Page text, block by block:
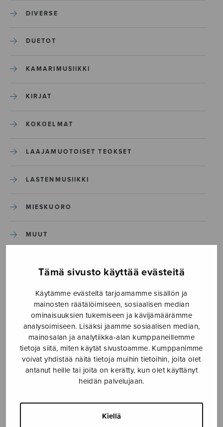
Tämä sivusto käyttää evästeitä
Käytämme evästeitä tarjoamamme sisällön ja
mainosten räätälöimiseen, sosiaalisen median
ominaisuuksien tukemiseen ja kävijämäärämme
analysoimiseen. Lisäksi jaamme sosiaalisen median,
mainosalan ja analytiikka-alan kumppaneillemme
tietoja siitä, miten käytät sivustoamme. Kumppanimme
voivat yhdistää näitä tietoja muihin tietoihin, joita olet
antanut heille tai joita on kerätty, kun olet käyttänyt
heidän palvelujaan.
Kiellä
DIVERSE
DUETOT
KAMARIMUSIIKKI
KIRJAT
KOKOELMAT
LAAJAMUOTOISET TEOKSET
LASTENMUSIIKKI
MIESKUORO
MUUT
SEKAKUORO
SOITINKOULUT JA OPPAAT
SOITINMUSIIKKI
YKSINLAULU
YLEINEN